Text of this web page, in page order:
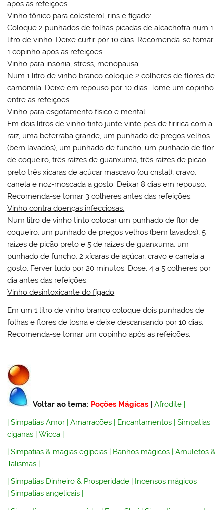
após as refeições.
Vinho tônico para colesterol, rins e fígado:
Coloque 2 punhados de folhas picadas de alcachofra num 1
litro de vinho. Deixe curtir por 10 dias. Recomenda-se tomar
1 copinho após as refeições.
Vinho para insónia, stress, menopausa:
Num 1 litro de vinho branco coloque 2 colheres de flores de
camomila. Deixe em repouso por 10 dias. Tome um copinho
entre as refeições
Vinho para esgotamento físico e mental:
Em dois litros de vinho tinto junte vinte pés de tiririca com a
raiz, uma beterraba grande, um punhado de pregos velhos
(bem lavados), um punhado de funcho, um punhado de flor
de coqueiro, três raízes de guanxuma, três raízes de picão
preto três xícaras de açúcar mascavo (ou cristal), cravo,
canela e noz-moscada a gosto. Deixar 8 dias em repouso.
Recomenda-se tomar 3 colheres antes das refeições.
Vinho contra doenças infecciosas:
Num litro de vinho tinto colocar um punhado de flor de
coqueiro, um punhado de pregos velhos (bem lavados), 5
raízes de picão preto e 5 de raízes de guanxuma, um
punhado de funcho, 2 xícaras de açúcar, cravo e canela a
gosto. Ferver tudo por 20 minutos. Dose: 4 a 5 colheres por
dia antes das refeições.
Vinho desintoxicante do fígado
Em um 1 litro de vinho branco coloque dois punhados de
folhas e flores de losna e deixe descansando por 10 dias.
Recomenda-se tomar um copinho após as refeições.
Voltar ao tema: Poções Mágicas |Afrodite
|Simpatias Amor |Amarrações | Encantamentos |Simpatias
ciganas |Wicca |
|Simpatias & magias egípcias | Banhos mágicos |Amuletos &
Talismãs |
|Simpatias Dinheiro & Prosperidade
Incensos mágicos
|Simpatias angelicais